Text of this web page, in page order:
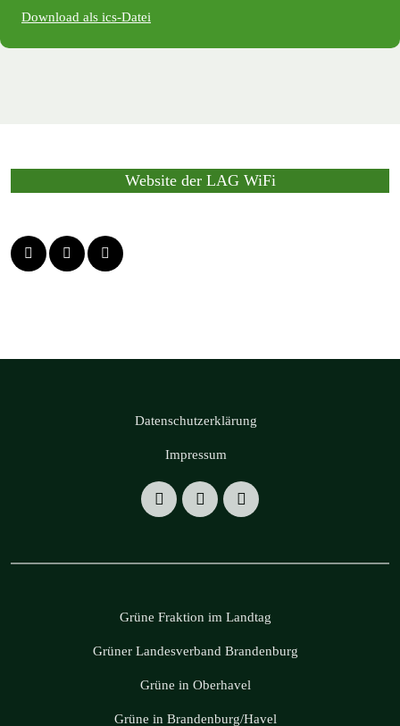
Download als ics-Datei
Website der LAG WiFi
Datenschutzerklärung
Impressum
Grüne Fraktion im Landtag
Grüner Landesverband Brandenburg
Grüne in Oberhavel
Grüne in Brandenburg/Havel